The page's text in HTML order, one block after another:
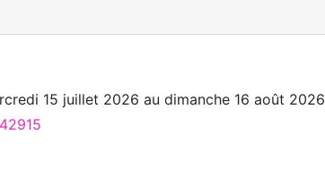
15 juillet 2026 audimanche 16 août 2026